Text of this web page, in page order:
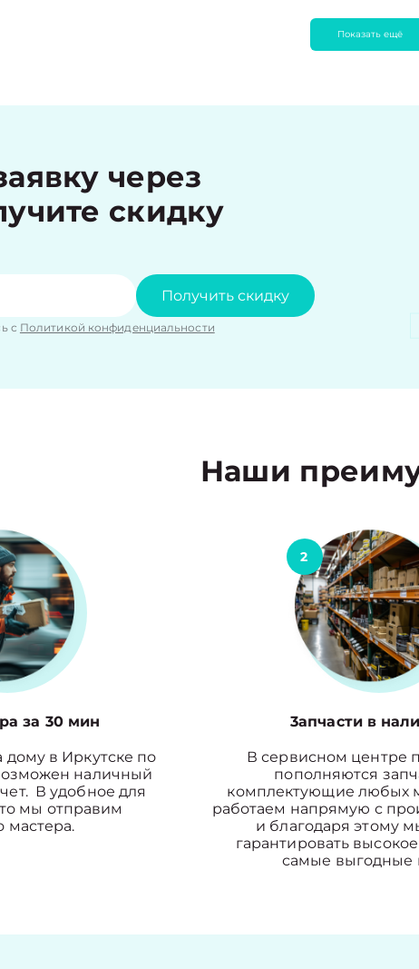
Показать ещё
через
скидку
Получить скидку
с Политикой конфиденциальности
Наши
за 30 мин
дому в Иркутске по
наличный
В удобное для
мы отправим
мастера.
2
3апчасти в
В сервисном центре
пополняются
комплектующие любых
работаем напрямую с
и благодаря этому
гарантировать
самые выгодные